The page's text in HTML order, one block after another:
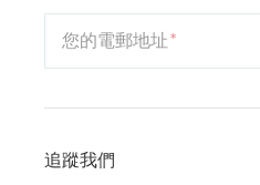
您的電郵地址
追蹤我們